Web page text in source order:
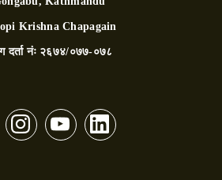
Krishna Chapagain
दर्ता नंः २६७४/०७७-०७८